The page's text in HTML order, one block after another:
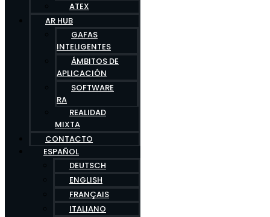
ATEX
AR HUB
GAFAS
INTELIGENTES
ÁMBITOS DE
APLICACIÓN
SOFTWARE
RA
REALIDAD
MIXTA
CONTACTO
ESPAÑOL
DEUTSCH
ENGLISH
FRANÇAIS
ITALIANO